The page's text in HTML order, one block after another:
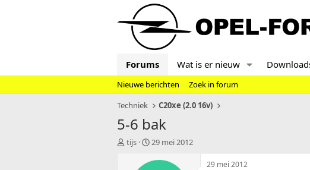
Forums Wat is er nieuw
Nieuwe berichten
Zoek in forum
Techniek
C20xe (2.0 16v)
5-6 bak
T
tijs
S
a
29 mei 2012
29 mei 2012